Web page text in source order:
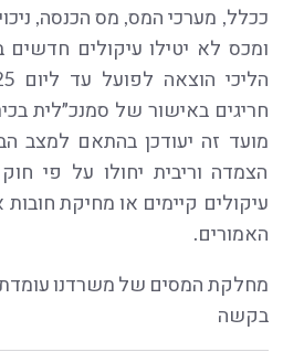
ככלל, מערכי המס, מס הכנסה,
ומכס לא יטילו עיקולים חדשים
חריגים באישור של סמנכ״לית
מועד זה יעודכן בהתאם למצב
הצמדה וריבית יחולו על פי
עיקולים קיימים או מחיקת
האמורים.
מחלקת המסים של משרדנו
בקשה